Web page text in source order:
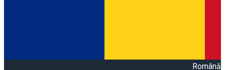
Română